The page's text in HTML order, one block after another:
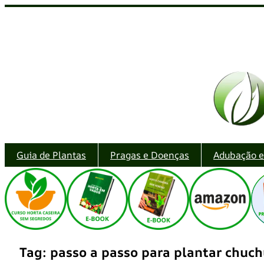
Guia de Plantas Pragas e Doenças Adubação
Tag: passo a passo para plantar